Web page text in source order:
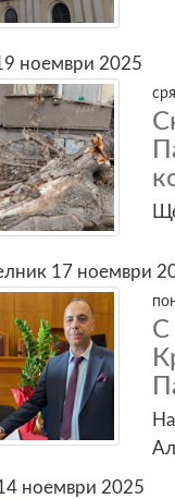
ноември 2025
17 ноември
ноември 2025